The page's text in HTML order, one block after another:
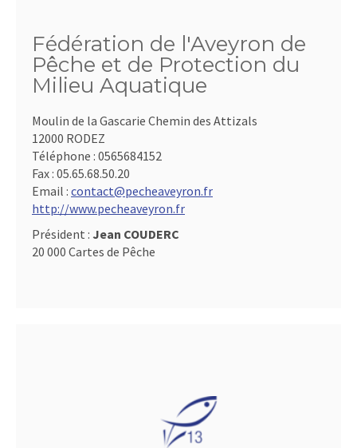
Fédération de l'Aveyron de
Pêche et de Protection du
Milieu Aquatique
Moulin de la Gascarie Chemin des Attizals
12000 RODEZ
Téléphone : 0565684152
Fax : 05.65.68.50.20
Email : contact@pecheaveyron.fr
http://www.pecheaveyron.fr
Président : Jean COUDERC
20 000 Cartes de Pêche